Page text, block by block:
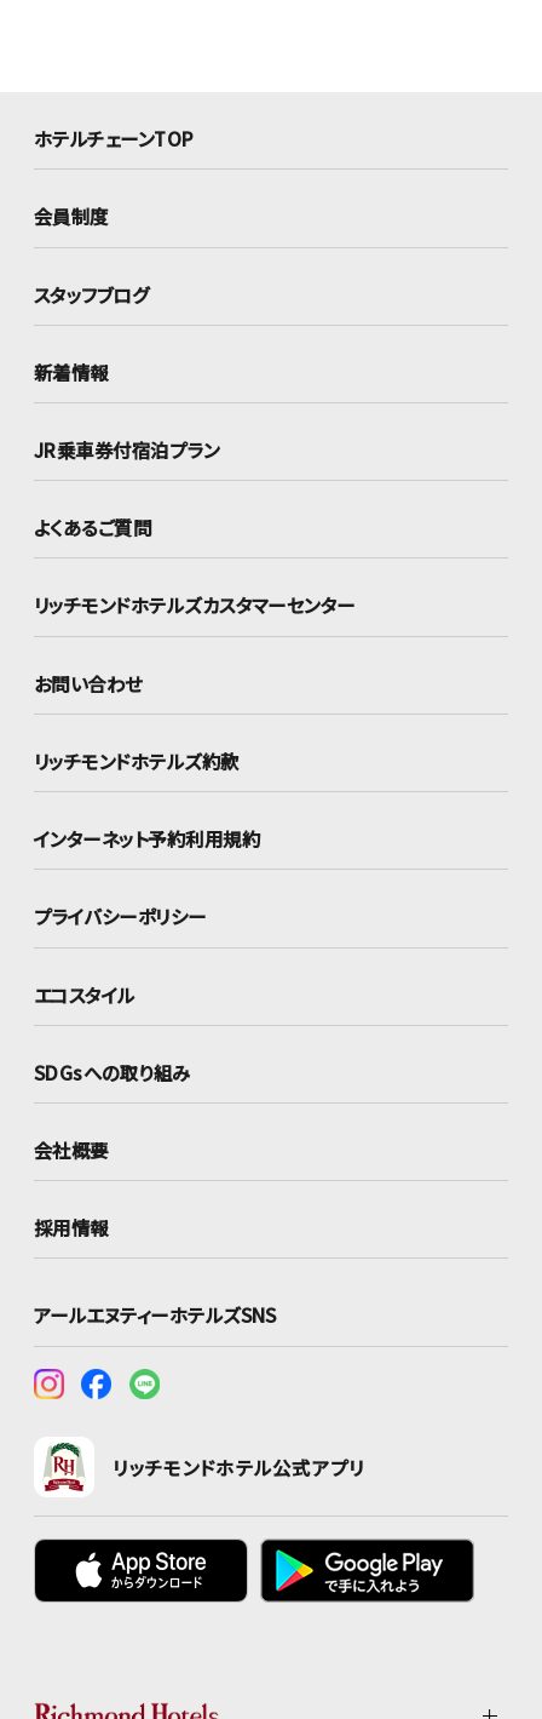
ホテルチェーンTOP
会員制度
スタッフブログ
新着情報
JR乗車券付宿泊プラン
よくあるご質問
リッチモンドホテルズカスタマーセンター
お問い合わせ
リッチモンドホテルズ約款
インターネット予約利用規約
プライバシーポリシー
エコスタイル
SDGsへの取り組み
会社概要
採用情報
アールエヌティーホテルズSNS
リッチモンドホテル公式アプリ